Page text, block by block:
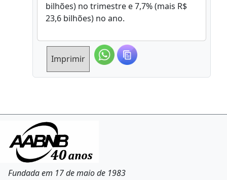
bilhões) no trimestre e 7,7% (mais R$
23,6 bilhões) no ano.
Imprimir
Fundada em 17 de maio de 1983